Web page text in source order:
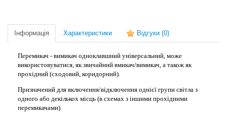
Інформація Характеристики Відгуки (0)
Перемикач - вимикач одноклавшний універсальний, може
використовуватися, як звичайний вмикач/вимикач, а також як
прохідний (сходовий, коридорний).
Призначений для включення/відключення однієї групи світла з
одного або декількох місць (в схемах з іншими прохідними
перемикачами).